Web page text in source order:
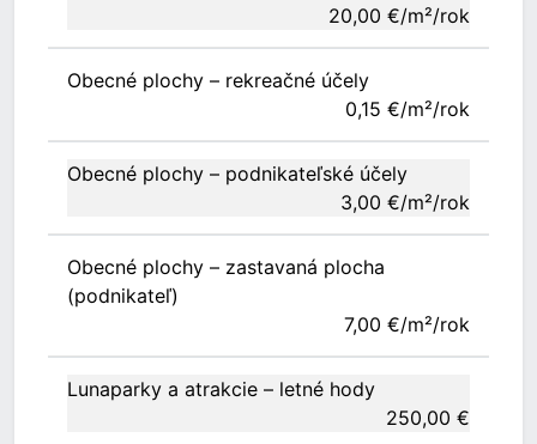
20,00 €/m²/rok
Obecné plochy – rekreačné účely
0,15 €/m²/rok
Obecné plochy – podnikateľské účely
3,00 €/m²/rok
Obecné plochy – zastavaná plocha
(podnikateľ)
7,00 €/m²/rok
Lunaparky a atrakcie – letné hody
250,00 €